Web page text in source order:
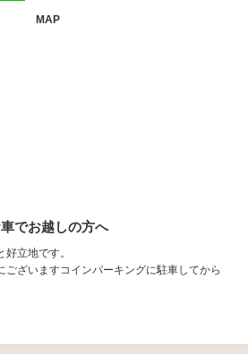
MAP
でお越しの方へ
立地です。
ございますコインパーキングに駐車してから